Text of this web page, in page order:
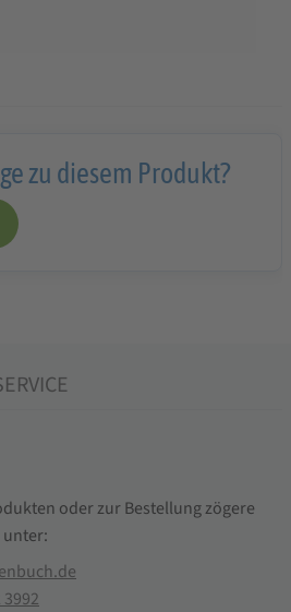
zu diesem Produkt?
oder zur Bestellung zögere